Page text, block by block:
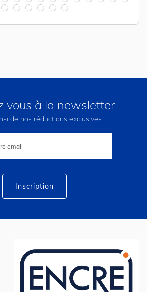
vous à la newsletter
de nos réductions exclusives
Inscription